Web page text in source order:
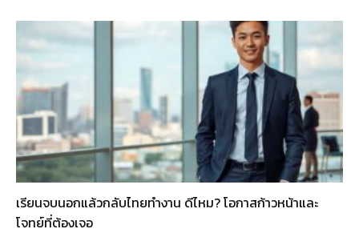
เรียนจบนอกแล้วกลับไทยทำงาน ดีไหม? โอกาสก้าวหน้าและ
โจทย์ที่ต้องเจอ